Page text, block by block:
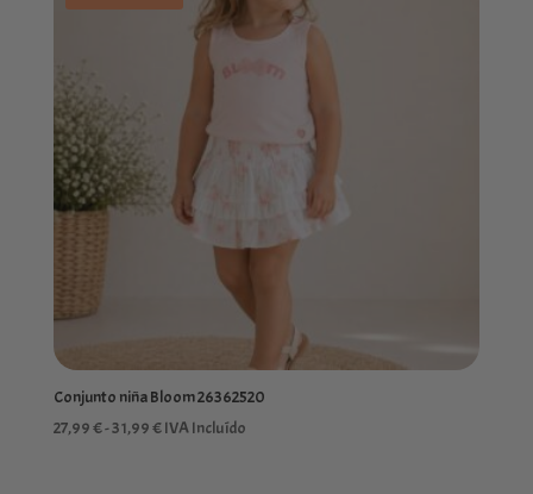
Conjunto niña Bloom 26362520
27,99€-31,99€Rango
IVA Incluído